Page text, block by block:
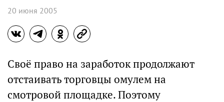
20 июня 2005
Своё право на заработок продолжают
отстаивать торговцы омулем на
смотровой площадке. Поэтому